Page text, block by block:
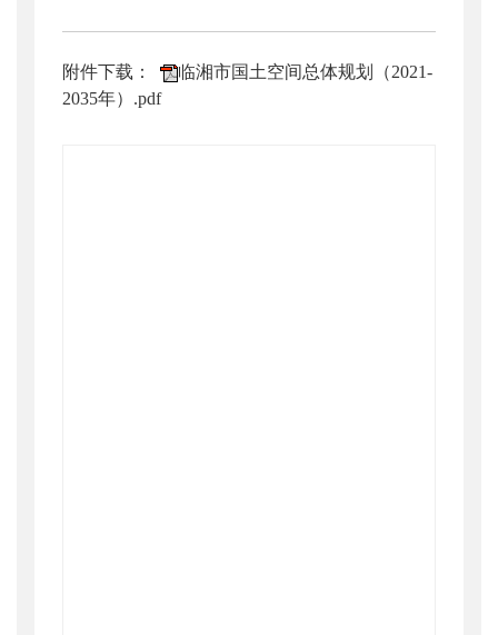
附件下载：
临湘市国土空间总体规划（2021-
2035年）.pdf